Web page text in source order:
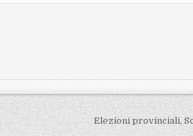
Elezioni provinciali,